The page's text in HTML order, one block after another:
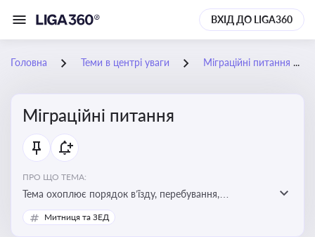
ВХІД ДО LIGA360
Головна Теми в центрі уваги Міграційні питання
Міграційні питання
ПРО ЩО ТЕМА:
Тема охоплює порядок в’їзду, перебування,
працевлаштування іноземців, а також набуття або
втрату громадянства України
Митниця та ЗЕД